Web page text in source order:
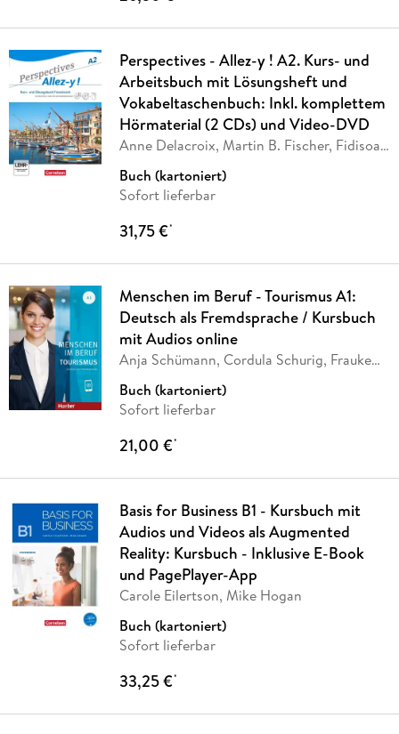
Perspectives - Allez-y ! A2. Kurs- und
Arbeitsbuch mit Lösungsheft und
Vokabeltaschenbuch: Inkl. komplettem
Hörmaterial (2 CDs) und Video-DVD
Anne Delacroix, Martin B. Fischer, Fidisoa…
Buch (kartoniert)
Sofort lieferbar
31,75 €*
Menschen im Beruf - Tourismus A1:
Deutsch als Fremdsprache / Kursbuch
mit Audios online
Anja Schümann, Cordula Schurig, Frauke
Buch (kartoniert)
Sofort lieferbar
21,00 €*
Basis for Business B1 - Kursbuch mit
Audios und Videos als Augmented
Reality: Kursbuch - Inklusive E-Book
und PagePlayer-App
Carole Eilertson, Mike Hogan
Buch (kartoniert)
Sofort lieferbar
33,25 €*